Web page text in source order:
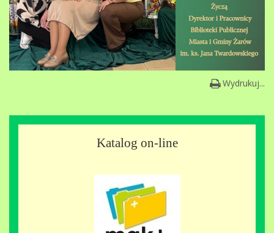
Wydrukuj...
Katalog on-line